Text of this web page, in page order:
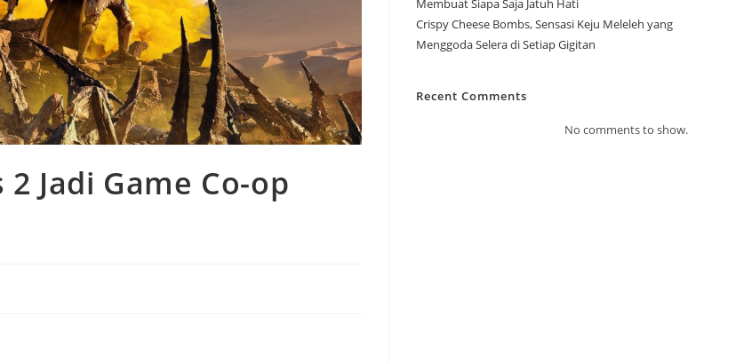
Jadi Game Co-op
Membuat Siapa Saja Jatuh Hati
Crispy Cheese Bombs, Sensasi Keju Meleleh yang
Menggoda Selera di Setiap Gigitan
Recent Comments
No comments to show.